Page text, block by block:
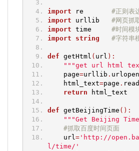
import re #正则表
import urllib #网页抓
import time #时间模
import
string #字符串
def getHtml ( url ):
"""get url html
page=urllib . urlopen
html_text=page . read
return html_text
def getBeijingTime ():
"""Get Beijing
#抓取百度时间页面
url='http://
l/time/'